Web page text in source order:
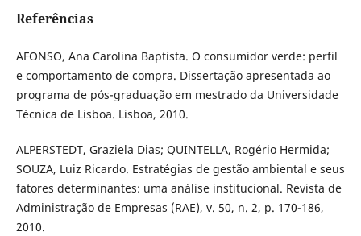
Referências
AFONSO, Ana Carolina Baptista. O consumidor verde: perfil
e comportamento de compra. Dissertação apresentada ao
programa de pós-graduação em mestrado da Universidade
Técnica de Lisboa. Lisboa, 2010.
ALPERSTEDT, Graziela Dias; QUINTELLA, Rogério Hermida;
SOUZA, Luiz Ricardo. Estratégias de gestão ambiental e seus
fatores determinantes: uma análise institucional. Revista de
Administração de Empresas (RAE), v. 50, n. 2, p. 170-186,
2010.